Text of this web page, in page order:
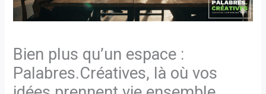
Bien plus qu’un espace :
Palabres.Créatives, là où vos